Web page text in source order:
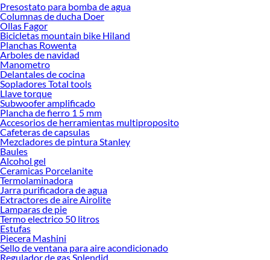
Desde remodelaciones hasta proyectos de decoración, estamos aquí para hacer
tus ideas realidad. ¡Visítanos y encuentra todo lo que tenemos para ofrecerte en
Estufas Convector!
Explora la variedad de productos de Estufas Convector en Sodimac
Herramientas, materiales y accesorios de calidad para tus proyectos y
renovación de espacios. ¡Visítanos y descubre todo lo que tenemos para
ofrecerte!
Encuentra una amplia variedad de productos de Estufas Convector en Sodimac.
Encuentra todo lo necesario para tus proyectos de renovación y decoración.
¡Visítanos y haz tus ideas realidad!
Presostato para bomba de agua
Columnas de ducha Doer
Ollas Fagor
Bicicletas mountain bike Hiland
Planchas Rowenta
Arboles de navidad
Manometro
Delantales de cocina
Sopladores Total tools
Llave torque
Subwoofer amplificado
Plancha de fierro 1 5 mm
Accesorios de herramientas multiproposito
Cafeteras de capsulas
Mezcladores de pintura Stanley
Baules
Alcohol gel
Ceramicas Porcelanite
Termolaminadora
Jarra purificadora de agua
Extractores de aire Airolite
Lamparas de pie
Termo electrico 50 litros
Estufas
Piecera Mashini
Sello de ventana para aire acondicionado
Regulador de gas Splendid